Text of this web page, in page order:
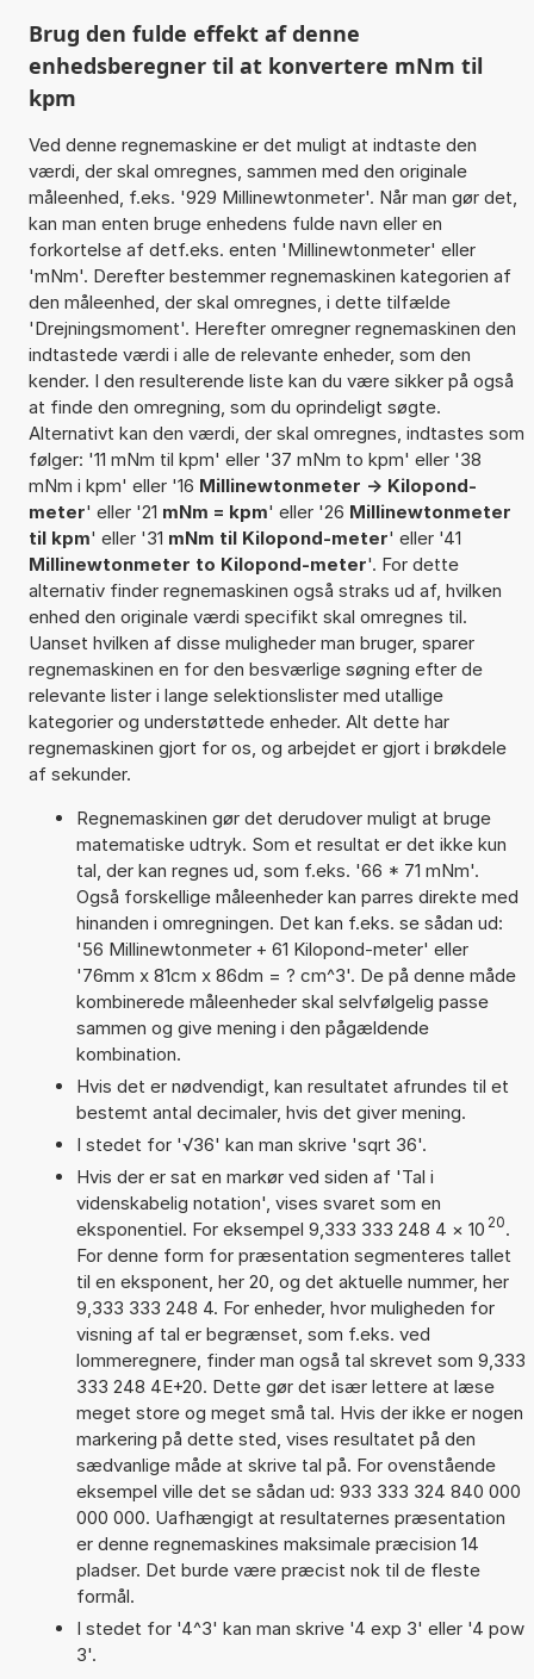
Brug den fulde effekt af denne
enhedsberegner til at konvertere mNm til
kpm
Ved denne regnemaskine er det muligt at indtaste den
værdi, der skal omregnes, sammen med den originale
måleenhed, f.eks. '929 Millinewtonmeter'. Når man gør det,
kan man enten bruge enhedens fulde navn eller en
forkortelse af detf.eks. enten 'Millinewtonmeter' eller
'mNm'. Derefter bestemmer regnemaskinen kategorien af
den måleenhed, der skal omregnes, i dette tilfælde
'Drejningsmoment'. Herefter omregner regnemaskinen den
indtastede værdi i alle de relevante enheder, som den
kender. I den resulterende liste kan du være sikker på også
at finde den omregning, som du oprindeligt søgte.
Alternativt kan den værdi, der skal omregnes, indtastes som
følger: '11 mNm til kpm' eller '37 mNm to kpm' eller '38
mNm i kpm' eller '16 Millinewtonmeter -> Kilopond-
meter' eller '21 mNm = kpm' eller '26 Millinewtonmeter
til kpm' eller '31 mNm til Kilopond-meter' eller '41
Millinewtonmeter to Kilopond-meter'. For dette
alternativ finder regnemaskinen også straks ud af, hvilken
enhed den originale værdi specifikt skal omregnes til.
Uanset hvilken af disse muligheder man bruger, sparer
regnemaskinen en for den besværlige søgning efter de
relevante lister i lange selektionslister med utallige
kategorier og understøttede enheder. Alt dette har
regnemaskinen gjort for os, og arbejdet er gjort i brøkdele
af sekunder.
Regnemaskinen gør det derudover muligt at bruge
matematiske udtryk. Som et resultat er det ikke kun
tal, der kan regnes ud, som f.eks. '66 * 71 mNm'.
Også forskellige måleenheder kan parres direkte med
hinanden i omregningen. Det kan f.eks. se sådan ud:
'56 Millinewtonmeter + 61 Kilopond-meter' eller
'76mm x 81cm x 86dm = ? cm^3'. De på denne måde
kombinerede måleenheder skal selvfølgelig passe
sammen og give mening i den pågældende
kombination.
Hvis det er nødvendigt, kan resultatet afrundes til et
bestemt antal decimaler, hvis det giver mening.
I stedet for '√36' kan man skrive 'sqrt 36'.
Hvis der er sat en markør ved siden af 'Tal i
videnskabelig notation', vises svaret som en
eksponentiel. For eksempel 9,333 333 248 4 × 10 20.
For denne form for præsentation segmenteres tallet
til en eksponent, her 20, og det aktuelle nummer, her
9,333 333 248 4. For enheder, hvor muligheden for
visning af tal er begrænset, som f.eks. ved
lommeregnere, finder man også tal skrevet som 9,333
333 248 4E+20. Dette gør det især lettere at læse
meget store og meget små tal. Hvis der ikke er nogen
markering på dette sted, vises resultatet på den
sædvanlige måde at skrive tal på. For ovenstående
eksempel ville det se sådan ud: 933 333 324 840 000
000 000. Uafhængigt at resultaternes præsentation
er denne regnemaskines maksimale præcision 14
pladser. Det burde være præcist nok til de fleste
formål.
I stedet for '4^3' kan man skrive '4 exp 3' eller '4 pow
3'.